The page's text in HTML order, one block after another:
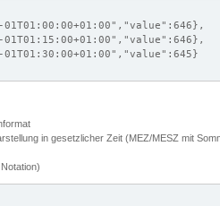
in gesetzlicher Zeit (MEZ/MESZ mit